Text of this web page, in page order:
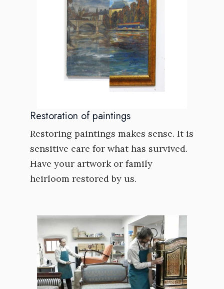
Restoration of paintings
Restoring paintings makes sense. It is
sensitive care for what has survived.
Have your artwork or family
heirloom restored by us.